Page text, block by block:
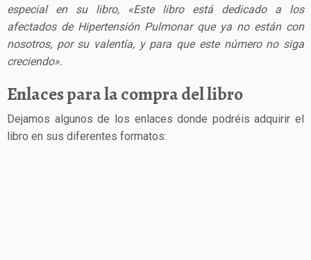
especial en su libro, «Este libro está dedicado a los
afectados de Hipertensión Pulmonar que ya no están con
nosotros, por su valentía, y para que este número no siga
creciendo».
Enlaces para la compra del libro
Dejamos algunos de los enlaces donde podréis adquirir el
libro en sus diferentes formatos: